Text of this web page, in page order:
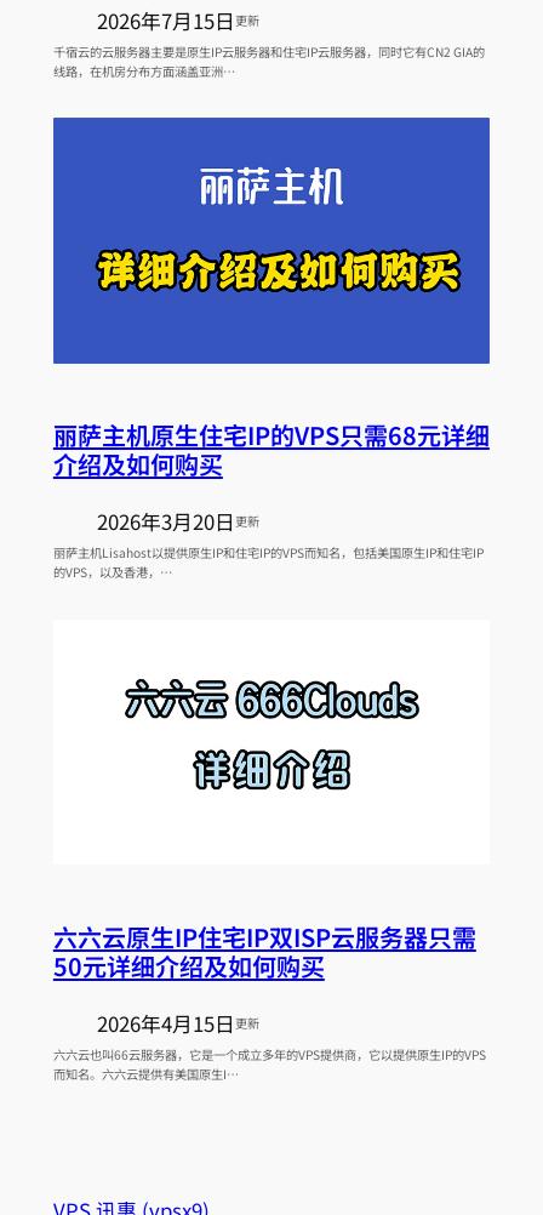
2026年7月15日 更新
千宿云的云服务器主要是原生IP云服务器和住宅IP云服务器，同时它有CN2 GIA的
线路，在机房分布方面涵盖亚洲…
丽萨主机原生住宅IP的VPS只需68元详细
介绍及如何购买
2026年3月20日 更新
丽萨主机Lisahost以提供原生IP和住宅IP的VPS而知名，包括美国原生IP和住宅IP
的VPS，以及香港，…
六六云原生IP住宅IP双ISP云服务器只需
50元详细介绍及如何购买
2026年4月15日 更新
六六云也叫66云服务器，它是一个成立多年的VPS提供商，它以提供原生IP的VPS
而知名。六六云提供有美国原生I…